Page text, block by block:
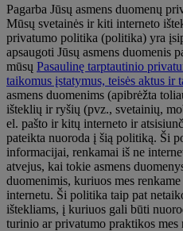
Pagarba Jūsų asmens duomenų
Mūsų svetainės ir kiti interneto
privatumo politika (politika) yra
apsaugoti Jūsų asmens duomenis
mūsų Pasaulinę tarptautinio
taikomus įstatymus, teisės aktus ir
asmens duomenims (apibrėžta
išteklių ir ryšių (pvz., svetainių,
el. pašto ir kitų interneto ir
pateikta nuoroda į šią politiką. Ši
informacijai, renkamai iš ne
atvejus, kai tokie asmens
duomenimis, kuriuos mes
internetu. Ši politika taip pat
ištekliams, į kuriuos gali būti
turinio ar privatumo praktikos mes